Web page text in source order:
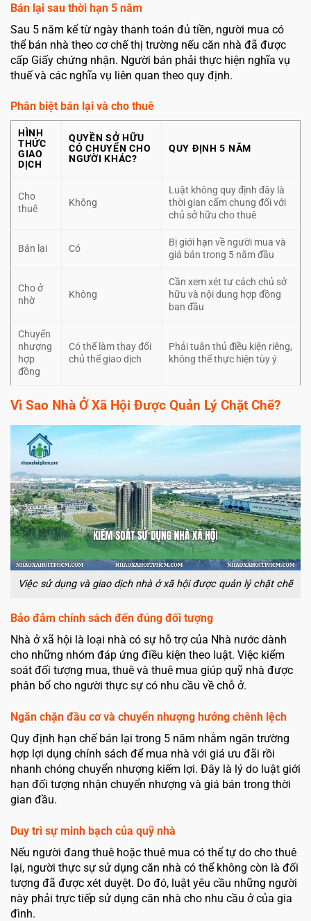
Bán lại sau thời hạn 5 năm
Sau 5 năm kể từ ngày thanh toán đủ tiền, người mua có
thể bán nhà theo cơ chế thị trường nếu căn nhà đã được
cấp Giấy chứng nhận. Người bán phải thực hiện nghĩa vụ
thuế và các nghĩa vụ liên quan theo quy định.
Phân biệt bán lại và cho thuê
HÌNH
THỨC
GIAO
DỊCH
QUYỀN SỞ HỮU
CÓ CHUYỂN CHO
NGƯỜI KHÁC?
QUY ĐỊNH 5 NĂM
Cho
thuê
Không
Luật không quy định đây là
thời gian cấm chung đối với
chủ sở hữu cho thuê
Bán lại Có
Bị giới hạn về người mua và
giá bán trong 5 năm đầu
Cho ở
nhờ
Không
Cần xem xét tư cách chủ sở
hữu và nội dung hợp đồng
ban đầu
Chuyển
nhượng
hợp
đồng
Có thể làm thay đổi
chủ thể giao dịch
Phải tuân thủ điều kiện riêng,
không thể thực hiện tùy ý
Vì Sao Nhà Ở Xã Hội Được Quản Lý Chặt Chẽ?
Việc sử dụng và giao dịch nhà ở xã hội được quản lý chặt chẽ
Bảo đảm chính sách đến đúng đối tượng
Nhà ở xã hội là loại nhà có sự hỗ trợ của Nhà nước dành
cho những nhóm đáp ứng điều kiện theo luật. Việc kiểm
soát đối tượng mua, thuê và thuê mua giúp quỹ nhà được
phân bổ cho người thực sự có nhu cầu về chỗ ở.
Ngăn chặn đầu cơ và chuyển nhượng hưởng chênh lệch
Quy định hạn chế bán lại trong 5 năm nhằm ngăn trường
hợp lợi dụng chính sách để mua nhà với giá ưu đãi rồi
nhanh chóng chuyển nhượng kiếm lợi. Đây là lý do luật giới
hạn đối tượng nhận chuyển nhượng và giá bán trong thời
gian đầu.
Duy trì sự minh bạch của quỹ nhà
Nếu người đang thuê hoặc thuê mua có thể tự do cho thuê
lại, người thực sự sử dụng căn nhà có thể không còn là đối
tượng đã được xét duyệt. Do đó, luật yêu cầu những người
này phải trực tiếp sử dụng căn nhà cho nhu cầu ở của gia
đình.